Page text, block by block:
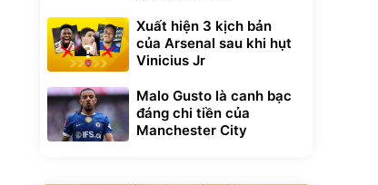
Xuất hiện 3 kịch bản
của Arsenal sau khi hụt
Vinicius Jr
Malo Gusto là canh bạc
đáng chi tiền của
Manchester City